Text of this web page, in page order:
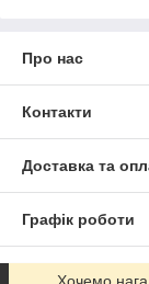
Про нас
Контакти
Доставка та
Графік роботи
Повна версія